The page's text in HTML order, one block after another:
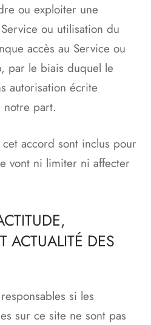
ou exploiter une
ou utilisation du
accès au Service ou
par le biais duquel le
autorisation écrite
notre part.
accord sont inclus pour
vont ni limiter ni affecter
ACTUALITÉ DES
si les
sur ce site ne sont pas